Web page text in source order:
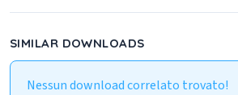
SIMILAR DOWNLOADS
Nessun download correlato trovato!